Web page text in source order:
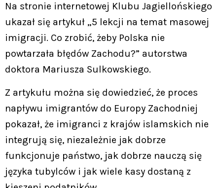
Na stronie internetowej Klubu Jagiellońskiego
ukazał się artykuł „5 lekcji na temat masowej
imigracji. Co zrobić, żeby Polska nie
powtarzała błędów Zachodu?” autorstwa
doktora Mariusza Sulkowskiego.
Z artykułu można się dowiedzieć, że proces
napływu imigrantów do Europy Zachodniej
pokazał, że imigranci z krajów islamskich nie
integrują się, niezależnie jak dobrze
funkcjonuje państwo, jak dobrze nauczą się
języka tubylców i jak wiele kasy dostaną z